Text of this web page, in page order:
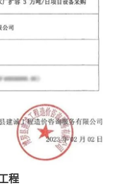
程